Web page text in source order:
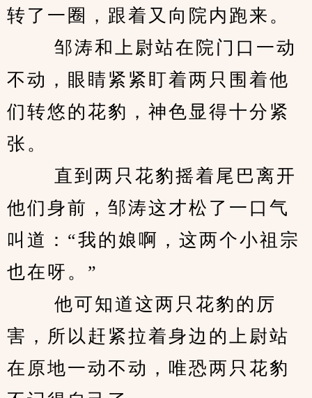
转了一圈，跟着又向院内跑来。
不动，眼睛紧紧盯着两只围着他
们转悠的花豹，神色显得十分紧
张。
他们身前，邹涛这才松了一口气
叫道：“我的娘啊，这两个小祖宗
也在呀。”
害，所以赶紧拉着身边的上尉站
在原地一动不动，唯恐两只花豹